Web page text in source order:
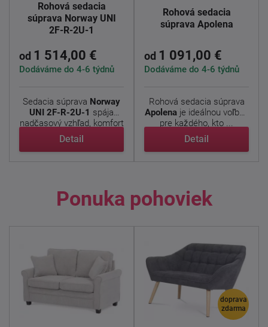
Rohová sedacia
súprava Norway UNI
2F-R-2U-1
od 1 514,00 €
Dodáváme do 4-6 týdnů
Sedacia súprava Norway
UNI 2F-R-2U-1 spája
nadčasový vzhľad, komfort
a ...
Detail
Rohová sedacia
súprava Apolena
od 1 091,00 €
Dodáváme do 4-6 týdnů
Rohová sedacia súprava
Apolenaje ideálnou voľbou
pre každého, kto ...
Detail
Ponuka pohoviek
doprava
zdarma